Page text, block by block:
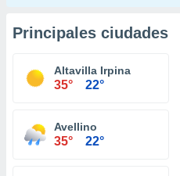
Principales ciudades
Altavilla Irpina
35° 22°
Avellino
35° 22°